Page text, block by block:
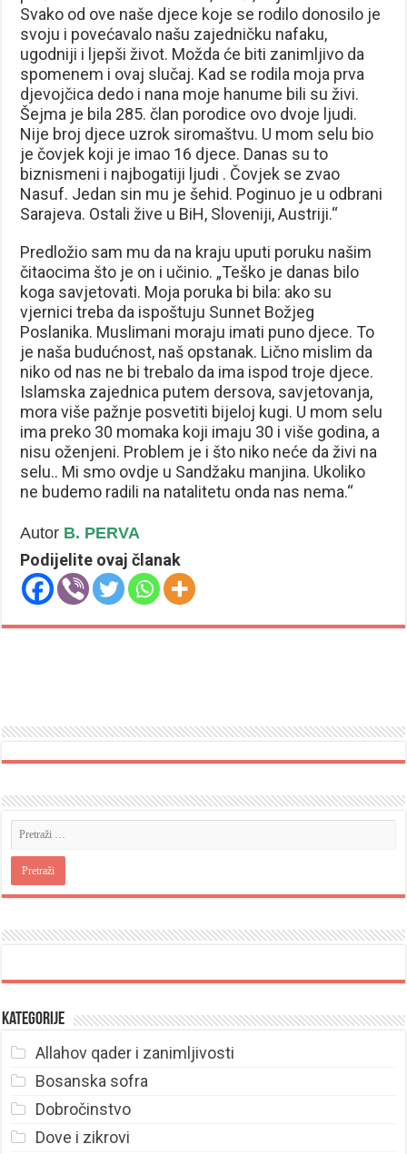
Svako od ove naše djece koje se rodilo donosilo je
svoju i povećavalo našu zajedničku nafaku,
ugodniji i ljepši život. Možda će biti zanimljivo da
spomenem i ovaj slučaj. Kad se rodila moja prva
djevojčica dedo i nana moje hanume bili su živi.
Šejma je bila 285. član porodice ovo dvoje ljudi.
Nije broj djece uzrok siromaštvu. U mom selu bio
je čovjek koji je imao 16 djece. Danas su to
biznismeni i najbogatiji ljudi . Čovjek se zvao
Nasuf. Jedan sin mu je šehid. Poginuo je u odbrani
Sarajeva. Ostali žive u BiH, Sloveniji, Austriji.“
Predložio sam mu da na kraju uputi poruku našim
čitaocima što je on i učinio. „Teško je danas bilo
koga savjetovati. Moja poruka bi bila: ako su
vjernici treba da ispoštuju Sunnet Božjeg
Poslanika. Muslimani moraju imati puno djece. To
je naša budućnost, naš opstanak. Lično mislim da
niko od nas ne bi trebalo da ima ispod troje djece.
Islamska zajednica putem dersova, savjetovanja,
mora više pažnje posvetiti bijeloj kugi. U mom selu
ima preko 30 momaka koji imaju 30 i više godina, a
nisu oženjeni. Problem je i što niko neće da živi na
selu.. Mi smo ovdje u Sandžaku manjina. Ukoliko
ne budemo radili na natalitetu onda nas nema.“
Autor B. PERVA
Podijelite ovaj članak
Kategorije
Allahov qader i zanimljivosti
Bosanska sofra
Dobročinstvo
Dove i zikrovi